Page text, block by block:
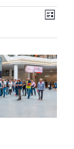
A
i
c
h
V
r
a
n
s
L
s
e